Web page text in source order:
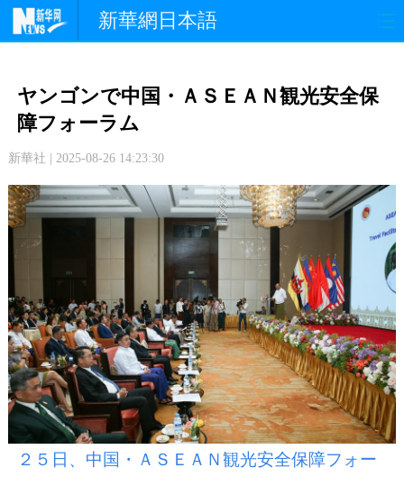
新華網日本語
文 化
中日交流
写 真
ヤンゴンで中国・ＡＳＥＡＮ観光安全保
障フォーラム
新華社 | 2025-08-26 14:23:30
２５日、中国・ＡＳＥＡＮ観光安全保障フォー